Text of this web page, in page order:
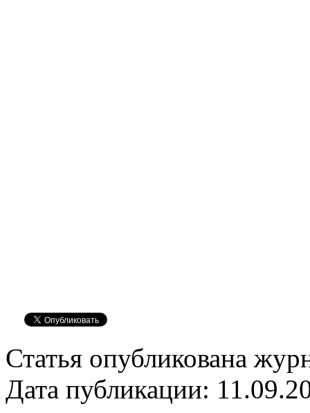
Статья опубликована
Дата публикации: